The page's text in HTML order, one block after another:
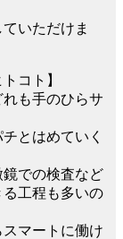
いただけま
コト】
も手のひらサ
とはめていく
での検査など
工程も多いの
マートに働け